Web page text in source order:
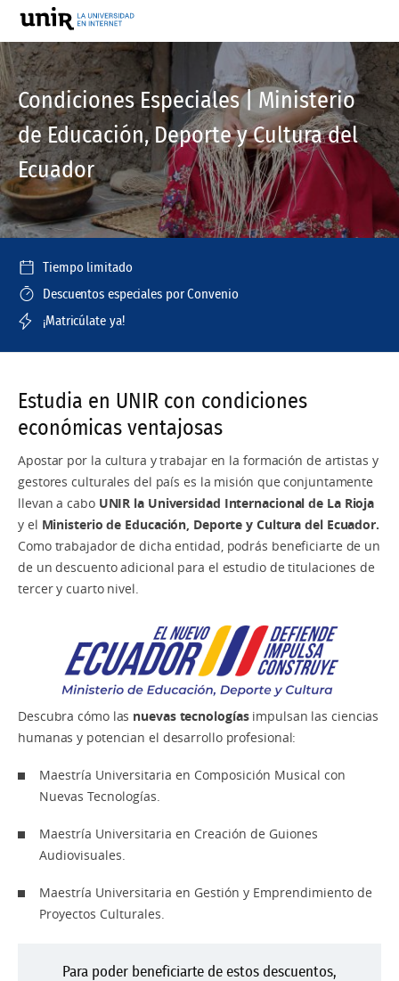
Condiciones Especiales | Ministerio
de Educación, Deporte y Cultura del
Ecuador
Tiempo limitado
Descuentos especiales por Convenio
¡Matricúlate ya!
Estudia en UNIR con condiciones
económicas ventajosas
Apostar por la cultura y trabajar en la formación de artistas y
gestores culturales del país es la misión que conjuntamente
llevan a cabo UNIR la Universidad Internacional de La Rioja
y el Ministerio de Educación, Deporte y Cultura del Ecuador.
Como trabajador de dicha entidad, podrás beneficiarte de un
de un descuento adicional para el estudio de titulaciones de
tercer y cuarto nivel.
Descubra cómo las nuevas tecnologíasimpulsan las ciencias
humanas y potencian el desarrollo profesional:
Maestría Universitaria en Composición Musical con
Nuevas Tecnologías.
Maestría Universitaria en Creación de Guiones
Audiovisuales.
Maestría Universitaria en Gestión y Emprendimiento de
Proyectos Culturales.
Para poder beneficiarte de estos descuentos,